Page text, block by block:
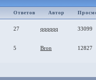
Ответов Автор
27 qqqqqq 33099
5 Bron 12827